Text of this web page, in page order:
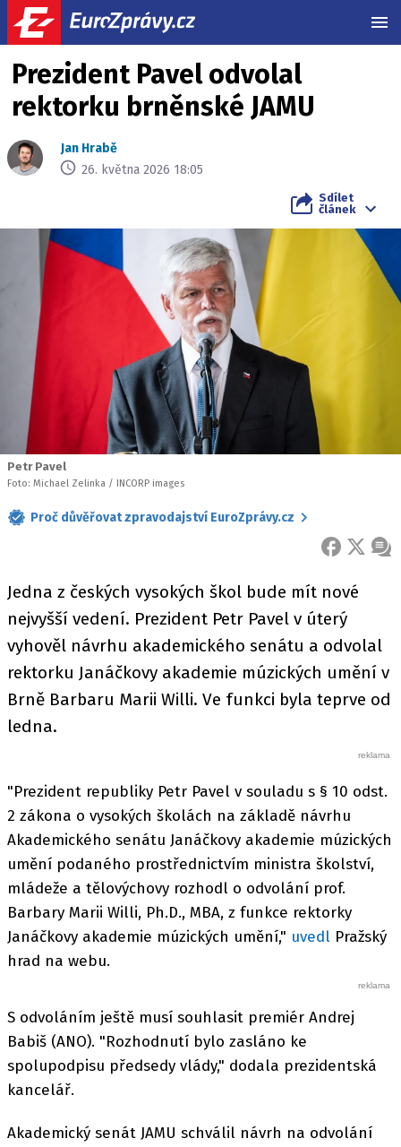
Prezident Pavel odvolal
rektorku brněnské JAMU
Jan Hrabě
26. května 2026 18:05
Sdílet
článek
Petr Pavel
Foto: Michael Zelinka / INCORP images
Proč důvěřovat zpravodajství EuroZprávy.cz
FACEBOOK
X
Jedna z českých vysokých škol bude mít nové
nejvyšší vedení. Prezident Petr Pavel v úterý
vyhověl návrhu akademického senátu a odvolal
rektorku Janáčkovy akademie múzických umění v
Brně Barbaru Marii Willi. Ve funkci byla teprve od
ledna.
"Prezident republiky Petr Pavel v souladu s § 10 odst.
2 zákona o vysokých školách na základě návrhu
Akademického senátu Janáčkovy akademie múzických
umění podaného prostřednictvím ministra školství,
mládeže a tělovýchovy rozhodl o odvolání prof.
Barbary Marii Willi, Ph.D., MBA, z funkce rektorky
Janáčkovy akademie múzických umění," uvedl Pražský
hrad na webu.
S odvoláním ještě musí souhlasit premiér Andrej
Babiš (ANO). "Rozhodnutí bylo zasláno ke
spolupodpisu předsedy vlády," dodala prezidentská
kancelář.
Akademický senát JAMU schválil návrh na odvolání